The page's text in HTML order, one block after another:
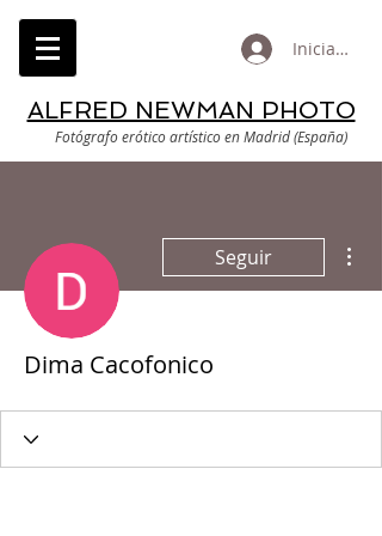
Iniciar
ALFRED NEWMAN PHOTO
Fotógrafo erótico artístico en Madrid (España)
Seguir
Dima Cacofonico